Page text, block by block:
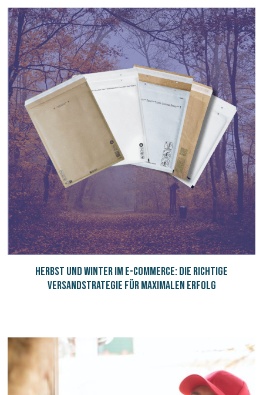
Herbst und Winter im E-Commerce: Die richtige
Versandstrategie für maximalen Erfolg